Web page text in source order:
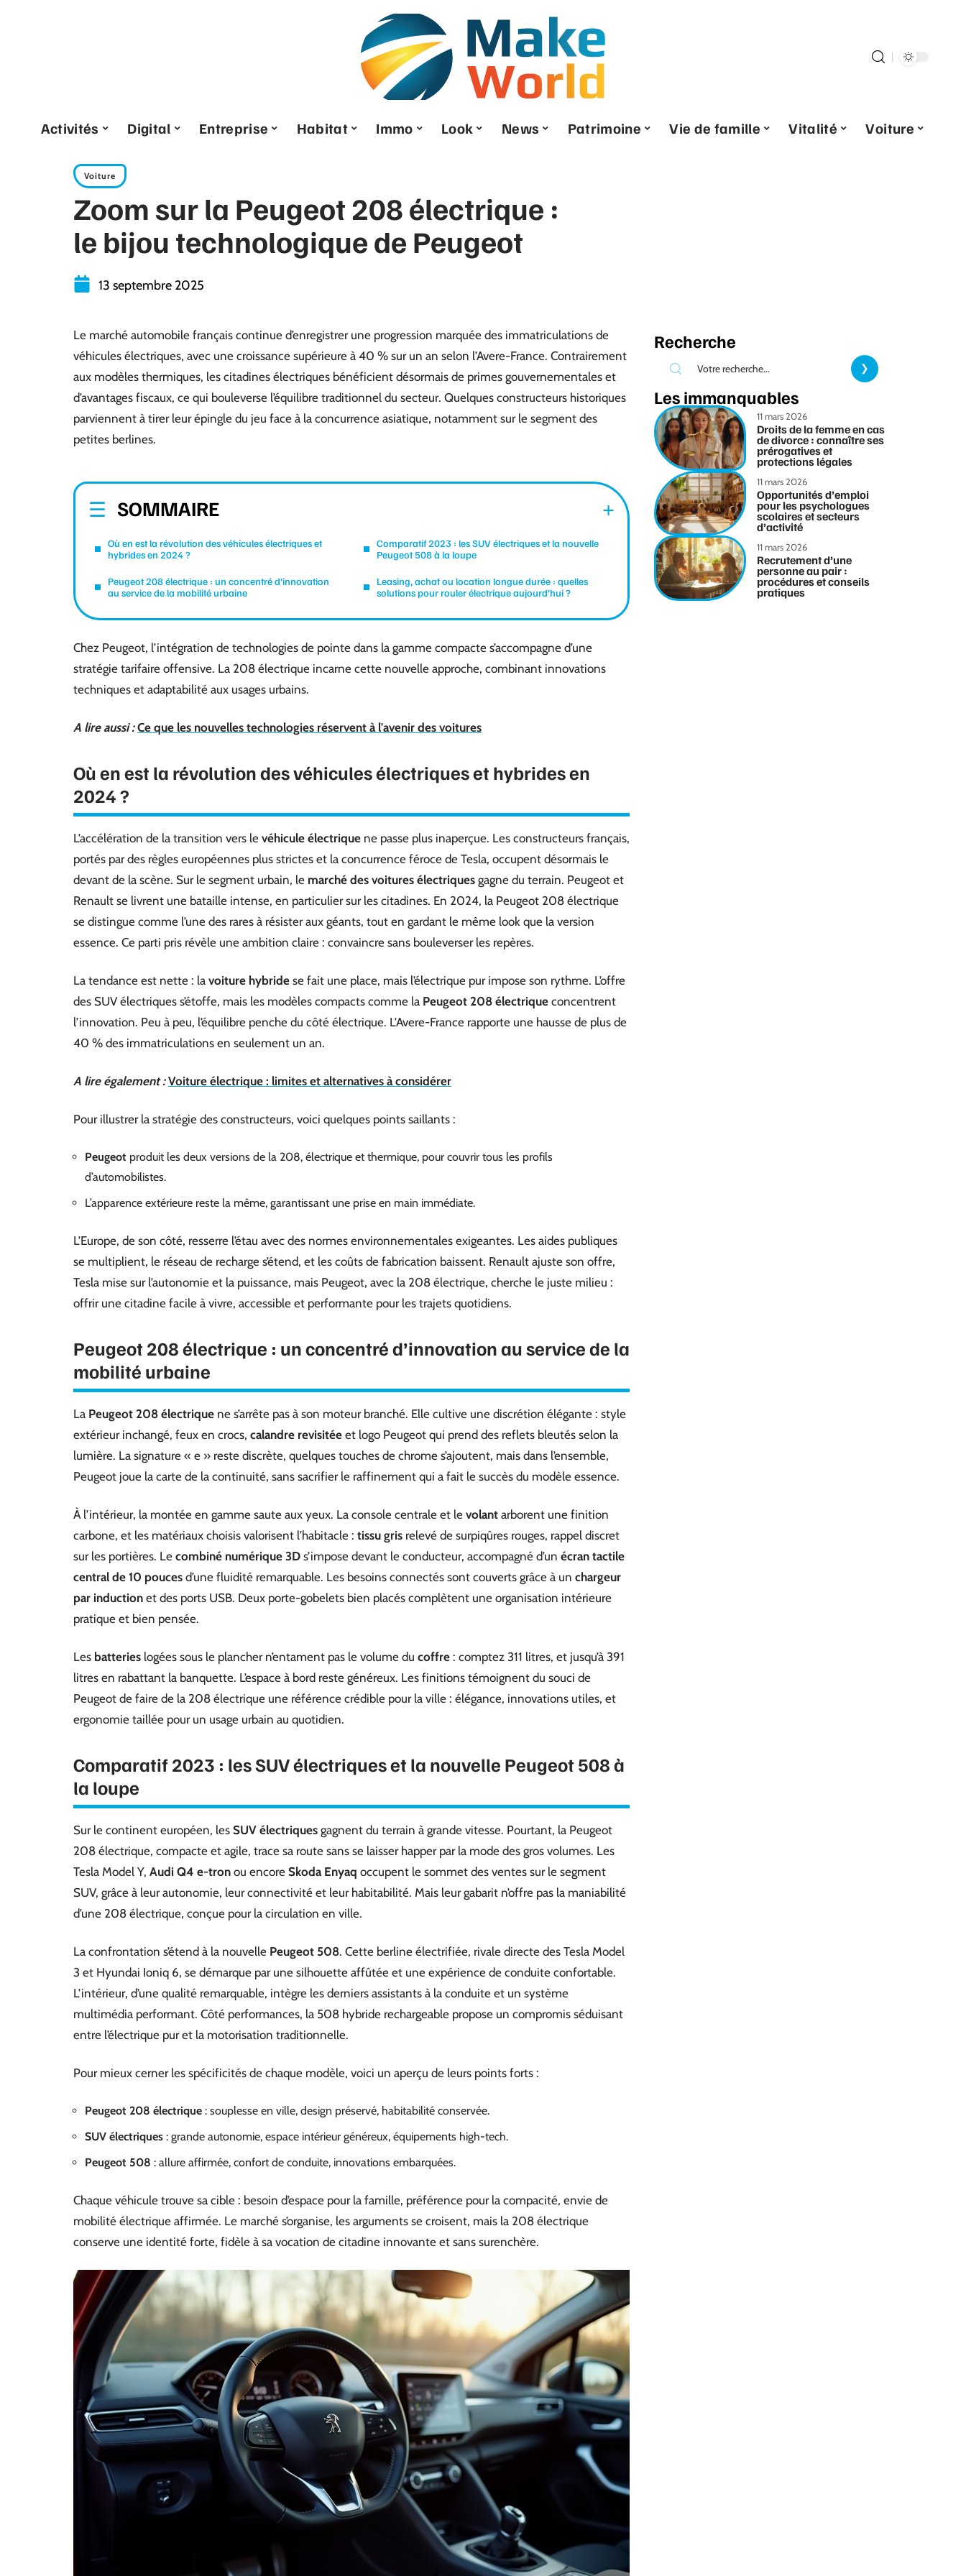
Activités Digital Entreprise Habitat Immo Look News Patrimoine Vie de famille Vitalité Voiture
Voiture
Zoom sur la Peugeot 208 électrique :
le bijou technologique de Peugeot
13 septembre 2025
Le marché automobile français continue d’enregistrer une progression marquée des immatriculations de
véhicules électriques, avec une croissance supérieure à 40 % sur un an selon l’Avere-France. Contrairement
aux modèles thermiques, les citadines électriques bénéficient désormais de primes gouvernementales et
d’avantages fiscaux, ce qui bouleverse l’équilibre traditionnel du secteur. Quelques constructeurs historiques
parviennent à tirer leur épingle du jeu face à la concurrence asiatique, notamment sur le segment des
petites berlines.
SOMMAIRE
Où en est la révolution des véhicules électriques et
hybrides en 2024 ?
Peugeot 208 électrique : un concentré d’innovation
au service de la mobilité urbaine
Comparatif 2023 : les SUV électriques et la nouvelle
Peugeot 508 à la loupe
Leasing, achat ou location longue durée : quelles
solutions pour rouler électrique aujourd’hui ?
Chez Peugeot, l’intégration de technologies de pointe dans la gamme compacte s’accompagne d’une
stratégie tarifaire offensive. La 208 électrique incarne cette nouvelle approche, combinant innovations
techniques et adaptabilité aux usages urbains.
A lire aussi : Ce que les nouvelles technologies réservent à l'avenir des voitures
Où en est la révolution des véhicules électriques et hybrides en
2024 ?
L’accélération de la transition vers le véhicule électrique ne passe plus inaperçue. Les constructeurs français,
portés par des règles européennes plus strictes et la concurrence féroce de Tesla, occupent désormais le
devant de la scène. Sur le segment urbain, le marché des voitures électriques gagne du terrain. Peugeot et
Renault se livrent une bataille intense, en particulier sur les citadines. En 2024, la Peugeot 208 électrique
se distingue comme l’une des rares à résister aux géants, tout en gardant le même look que la version
essence. Ce parti pris révèle une ambition claire : convaincre sans bouleverser les repères.
La tendance est nette : la voiture hybride se fait une place, mais l’électrique pur impose son rythme. L’offre
des SUV électriques s’étoffe, mais les modèles compacts comme la Peugeot 208 électrique concentrent
l’innovation. Peu à peu, l’équilibre penche du côté électrique. L’Avere-France rapporte une hausse de plus de
40 % des immatriculations en seulement un an.
A lire également : Voiture électrique : limites et alternatives à considérer
Pour illustrer la stratégie des constructeurs, voici quelques points saillants :
Peugeot produit les deux versions de la 208, électrique et thermique, pour couvrir tous les profils
d’automobilistes.
L’apparence extérieure reste la même, garantissant une prise en main immédiate.
L’Europe, de son côté, resserre l’étau avec des normes environnementales exigeantes. Les aides publiques
se multiplient, le réseau de recharge s’étend, et les coûts de fabrication baissent. Renault ajuste son offre,
Tesla mise sur l’autonomie et la puissance, mais Peugeot, avec la 208 électrique, cherche le juste milieu :
offrir une citadine facile à vivre, accessible et performante pour les trajets quotidiens.
Peugeot 208 électrique : un concentré d’innovation au service de la
mobilité urbaine
La Peugeot 208 électrique ne s’arrête pas à son moteur branché. Elle cultive une discrétion élégante : style
extérieur inchangé, feux en crocs, calandre revisitée et logo Peugeot qui prend des reflets bleutés selon la
lumière. La signature « e » reste discrète, quelques touches de chrome s’ajoutent, mais dans l’ensemble,
Peugeot joue la carte de la continuité, sans sacrifier le raffinement qui a fait le succès du modèle essence.
À l’intérieur, la montée en gamme saute aux yeux. La console centrale et le volant arborent une finition
carbone, et les matériaux choisis valorisent l’habitacle : tissu gris relevé de surpiqûres rouges, rappel discret
sur les portières. Le combiné numérique 3D s’impose devant le conducteur, accompagné d’un écran tactile
central de 10 pouces d’une fluidité remarquable. Les besoins connectés sont couverts grâce à un chargeur
par induction et des ports USB. Deux porte-gobelets bien placés complètent une organisation intérieure
pratique et bien pensée.
Les batteries logées sous le plancher n’entament pas le volume du coffre : comptez 311 litres, et jusqu’à 391
litres en rabattant la banquette. L’espace à bord reste généreux. Les finitions témoignent du souci de
Peugeot de faire de la 208 électrique une référence crédible pour la ville : élégance, innovations utiles, et
ergonomie taillée pour un usage urbain au quotidien.
Comparatif 2023 : les SUV électriques et la nouvelle Peugeot 508 à
la loupe
Sur le continent européen, les SUV électriques gagnent du terrain à grande vitesse. Pourtant, la Peugeot
208 électrique, compacte et agile, trace sa route sans se laisser happer par la mode des gros volumes. Les
Tesla Model Y, Audi Q4 e-tron ou encore Skoda Enyaq occupent le sommet des ventes sur le segment
SUV, grâce à leur autonomie, leur connectivité et leur habitabilité. Mais leur gabarit n’offre pas la maniabilité
d’une 208 électrique, conçue pour la circulation en ville.
La confrontation s’étend à la nouvelle Peugeot 508. Cette berline électrifiée, rivale directe des Tesla Model
3 et Hyundai Ioniq 6, se démarque par une silhouette affûtée et une expérience de conduite confortable.
L’intérieur, d’une qualité remarquable, intègre les derniers assistants à la conduite et un système
multimédia performant. Côté performances, la 508 hybride rechargeable propose un compromis séduisant
entre l’électrique pur et la motorisation traditionnelle.
Pour mieux cerner les spécificités de chaque modèle, voici un aperçu de leurs points forts :
Peugeot 208 électrique : souplesse en ville, design préservé, habitabilité conservée.
SUV électriques : grande autonomie, espace intérieur généreux, équipements high-tech.
Peugeot 508 : allure affirmée, confort de conduite, innovations embarquées.
Chaque véhicule trouve sa cible : besoin d’espace pour la famille, préférence pour la compacité, envie de
mobilité électrique affirmée. Le marché s’organise, les arguments se croisent, mais la 208 électrique
conserve une identité forte, fidèle à sa vocation de citadine innovante et sans surenchère.
Recherche
Les immanquables
11 mars 2026
Droits de la femme en cas
de divorce : connaître ses
prérogatives et
protections légales
11 mars 2026
Opportunités d’emploi
pour les psychologues
scolaires et secteurs
d’activité
11 mars 2026
Recrutement d’une
personne au pair :
procédures et conseils
pratiques